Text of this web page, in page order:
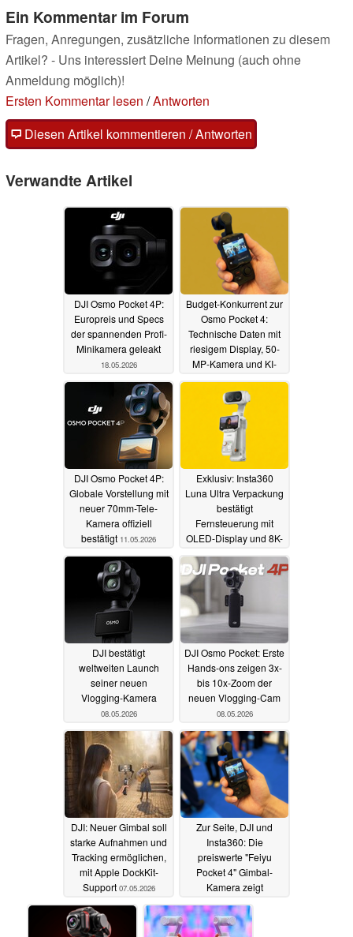
Ein Kommentar im Forum
Fragen, Anregungen, zusätzliche Informationen zu diesem
Artikel? - Uns interessiert Deine Meinung (auch ohne
Anmeldung möglich)!
Ersten Kommentar lesen /Antworten
Diesen Artikel kommentieren / Antworten
Verwandte Artikel
DJI Osmo Pocket 4P:
Europreis und Specs
der spannenden Profi-
Minikamera geleakt
18.05.2026
Budget-Konkurrent zur
Osmo Pocket 4:
Technische Daten mit
riesigem Display, 50-
MP-Kamera und KI-
13.05.2026
DJI Osmo Pocket 4P:
Globale Vorstellung mit
neuer 70mm-Tele-
Kamera offiziell
bestätigt 11.05.2026
Exklusiv: Insta360
Luna Ultra Verpackung
bestätigt
Fernsteuerung mit
OLED-Display und 8K-
09.05.2026
DJI bestätigt
weltweiten Launch
seiner neuen
Vlogging-Kamera
08.05.2026
DJI Osmo Pocket: Erste
Hands-ons zeigen 3x-
bis 10x-Zoom der
neuen Vlogging-Cam
08.05.2026
DJI: Neuer Gimbal soll
starke Aufnahmen und
Tracking ermöglichen,
mit Apple DockKit-
Support 07.05.2026
Zur Seite, DJI und
Insta360: Die
preiswerte "Feiyu
Pocket 4" Gimbal-
Kamera zeigt
05.05.2026